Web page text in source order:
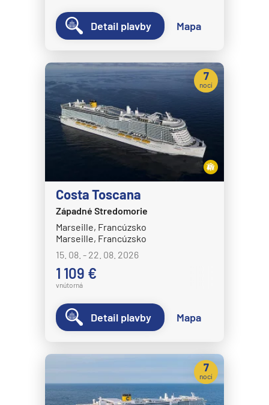
Detail plavby Mapa
Costa Toscana
Západné Stredomorie
Marseille, Francúzsko
Marseille, Francúzsko
15. 08. - 22. 08. 2026
1 109 €
vnútorná
7
nocí
Detail plavby Mapa
7
nocí